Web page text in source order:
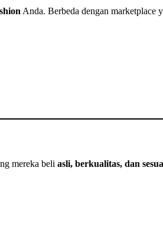
Anda. Berbeda dengan
mereka beli asli, berkualitas, dan